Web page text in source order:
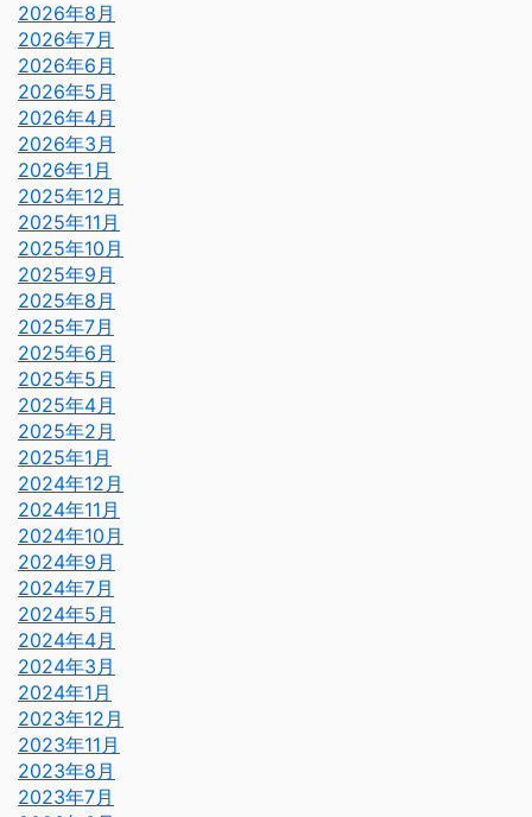
2026年8月
2026年7月
2026年6月
2026年5月
2026年4月
2026年3月
2026年1月
2025年12月
2025年11月
2025年10月
2025年9月
2025年8月
2025年7月
2025年6月
2025年5月
2025年4月
2025年2月
2025年1月
2024年12月
2024年11月
2024年10月
2024年9月
2024年7月
2024年5月
2024年4月
2024年3月
2024年1月
2023年12月
2023年11月
2023年8月
2023年7月